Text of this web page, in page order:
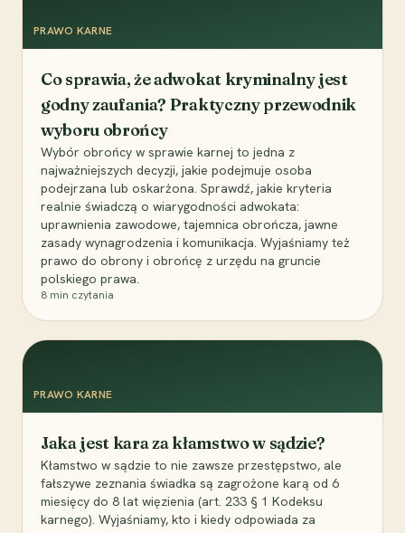
PRAWO KARNE
Co sprawia, że adwokat kryminalny jest
godny zaufania? Praktyczny przewodnik
wyboru obrońcy
Wybór obrońcy w sprawie karnej to jedna z
najważniejszych decyzji, jakie podejmuje osoba
podejrzana lub oskarżona. Sprawdź, jakie kryteria
realnie świadczą o wiarygodności adwokata:
uprawnienia zawodowe, tajemnica obrończa, jawne
zasady wynagrodzenia i komunikacja. Wyjaśniamy też
prawo do obrony i obrońcę z urzędu na gruncie
polskiego prawa.
8 min czytania
PRAWO KARNE
Jaka jest kara za kłamstwo w sądzie?
Kłamstwo w sądzie to nie zawsze przestępstwo, ale
fałszywe zeznania świadka są zagrożone karą od 6
miesięcy do 8 lat więzienia (art. 233 § 1 Kodeksu
karnego). Wyjaśniamy, kto i kiedy odpowiada za